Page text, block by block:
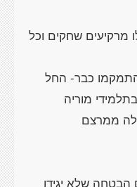
מרקיעים שחקים וכל
כבר- החל
מוריה
ממרצם
שלא יגידו